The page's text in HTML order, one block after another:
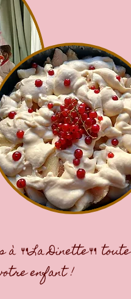
🍴La Dinette🍴 toute
enfant !